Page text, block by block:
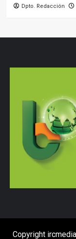
Dpto. Redacción
Copyright